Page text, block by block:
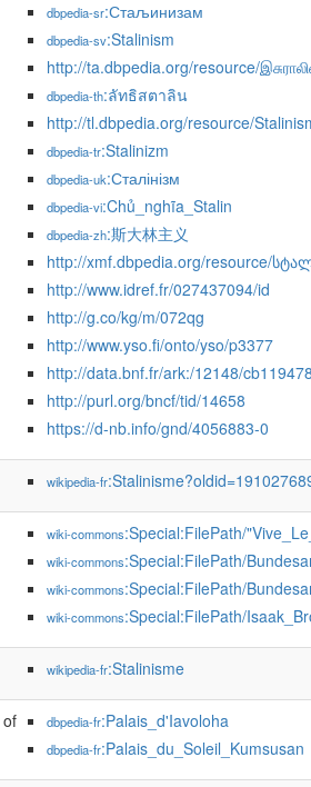
dbpedia-sr:Стаљинизам
dbpedia-sv:Stalinism
http://ta.dbpedia.org/resource/
dbpedia-th:ลัทธิสตาลิน
http://tl.dbpedia.org/resource/
dbpedia-tr:Stalinizm
dbpedia-uk:Сталінізм
dbpedia-vi:Chủ_nghĩa_Stalin
dbpedia-zh:斯大林主义
http://xmf.dbpedia.org/resource/
http://www.idref.fr/027437094/id
http://g.co/kg/m/072qg
http://www.yso.fi/onto/yso/p3377
http://data.bnf.fr/ark:/12148/
http://purl.org/bncf/tid/14658
https://d-nb.info/gnd/4056883-0
wikipedia-fr
wiki-commons:Special:FilePath/
wiki-commons:Special:FilePath/
wiki-commons:Special:FilePath/
wiki-commons:Special:FilePath/
wikipedia-fr:Stalinisme
of dbpedia-fr:Palais_d'Iavoloha
dbpedia-fr:Palais_du_Soleil_Kumsusan